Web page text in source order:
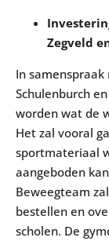
Zegveld
In
Schulenburch
worden wat de
Het zal vooral
sportmateriaal
aangeboden
Beweegteam
bestellen en
scholen. De